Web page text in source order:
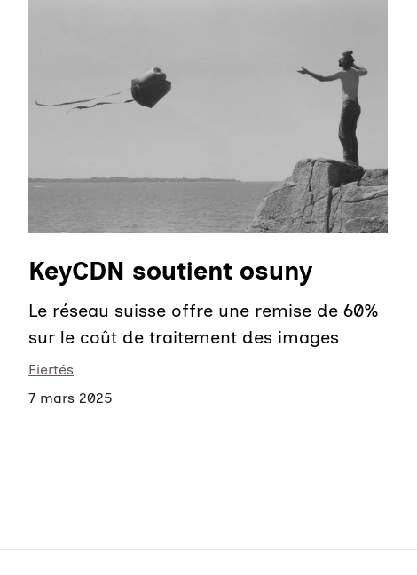
KeyCDN soutient osuny
Le réseau suisse offre une remise de 60%
sur le coût de traitement des images
Fiertés
7 mars 2025